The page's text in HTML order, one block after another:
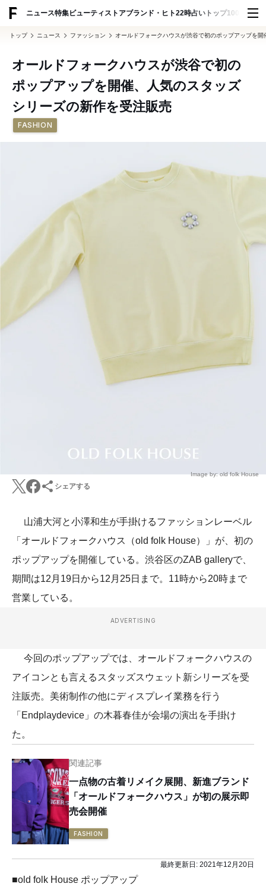
ニュース特集ビューティ ストアブランド・ヒト22時占い トップ100 スナッ
トップ ニュース ファッション オールドフォークハウスが渋谷で初のポップアップを
オールドフォークハウスが渋谷で初の
ポップアップを開催、人気のスタッズ
シリーズの新作を受注販売
FASHION
Image by: old folk House
シェアする
山浦大河と小澤和生が手掛けるファッションレーベル
「オールドフォークハウス（old folk House）」が、初の
ポップアップを開催している。渋谷区のZAB galleryで、
期間は12月19日から12月25日まで。11時から20時まで
営業している。
ADVERTISING
今回のポップアップでは、オールドフォークハウスの
アイコンとも言えるスタッズスウェット新シリーズを受
注販売。美術制作の他にディスプレイ業務を行う
「Endplaydevice」の木暮春佳が会場の演出を手掛け
た。
関連記事
一点物の古着リメイク展開、新進ブランド
「オールドフォークハウス」が初の展示即
売会開催
FASHION
最終更新日: 2021年12月20日
■old folk House ポップアップ